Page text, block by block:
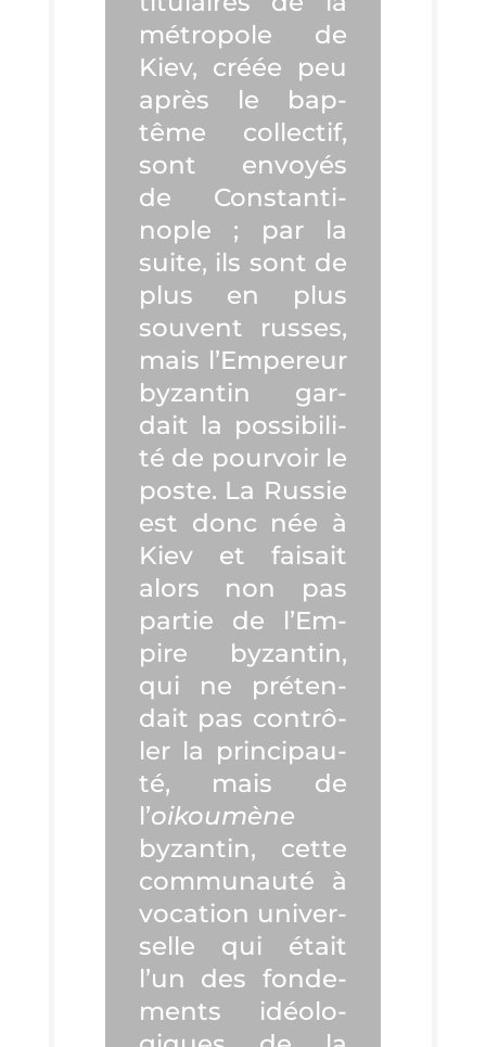
métro­pole de
Kiev, créée peu
après le bap­
tême col­lec­tif,
sont envoyés
de Constan­ti­
nople ; par la
suite, ils sont de
plus en plus
sou­vent russes,
mais l’Em­pe­reur
byzan­tin gar­
dait la pos­si­bi­li­
té de pour­voir le
poste. La Rus­sie
est donc née à
Kiev et fai­sait
alors non pas
par­tie de l’Em­
pire byzan­tin,
qui ne pré­ten­
dait pas contrô­
ler la prin­ci­pau­
té, mais de
l’oikou­mène
byzan­tin, cette
com­mu­nau­té à
voca­tion uni­ver­
selle qui était
l’un des fon­de­
ments idéo­lo­